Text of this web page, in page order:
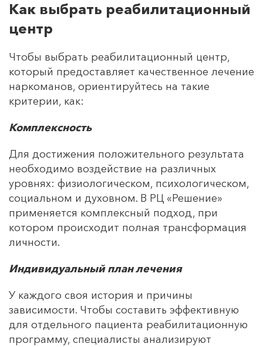
Как выбрать реабилитационный
центр
Чтобы выбрать реабилитационный центр,
который предоставляет качественное лечение
наркоманов, ориентируйтесь на такие
критерии, как:
Комплексность
Для достижения положительного результата
необходимо воздействие на различных
уровнях: физиологическом, психологическом,
социальном и духовном. В РЦ «Решение»
применяется комплексный подход, при
котором происходит полная трансформация
личности.
Индивидуальный план лечения
У каждого своя история и причины
зависимости. Чтобы составить эффективную
для отдельного пациента реабилитационную
программу, специалисты анализируют